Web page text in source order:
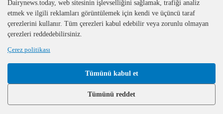
The DairyNews, tüm hakları
saklıdır, 2000-2026
Dairynews.today, web sitesinin işlevselliğini sağlamak, trafiği analiz
etmek ve ilgili reklamları görüntülemek için kendi ve üçüncü taraf
çerezlerini kullanır. Tüm çerezleri kabul edebilir veya zorunlu olmayan
çerezleri reddedebilirsiniz.
Çerez politikası
Tümünü kabul et
Tümünü reddet